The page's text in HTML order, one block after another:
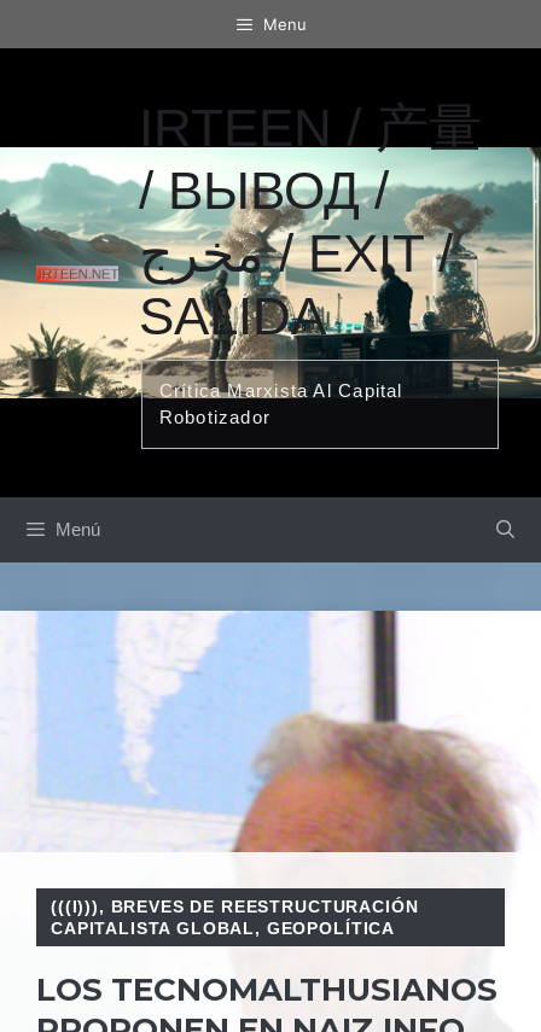
al
Menu
IRTEEN / 产量
/ ВЫВОД /
مخرج / EXIT /
SALIDA
Crítica Marxista Al Capital
Robotizador
Menú
(((I))), BREVES DE REESTRUCTURACIÓN
CAPITALISTA GLOBAL, GEOPOLÍTICA
LOS TECNOMALTHUSIANOS